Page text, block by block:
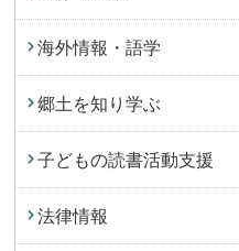
海外情報・語学
郷土を知り学ぶ
子どもの読書活動支援
法律情報